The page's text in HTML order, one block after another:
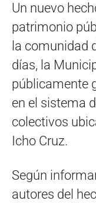
Un nuevo
patrimonio
la comunidad
días, la
públicamente
en el sistema
colectivos
Icho Cruz.
Según
autores del